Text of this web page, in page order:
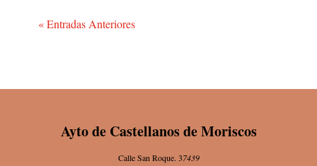
« Entradas Anteriores
Ayto de Castellanos de Moriscos
Calle San Roque. 37439